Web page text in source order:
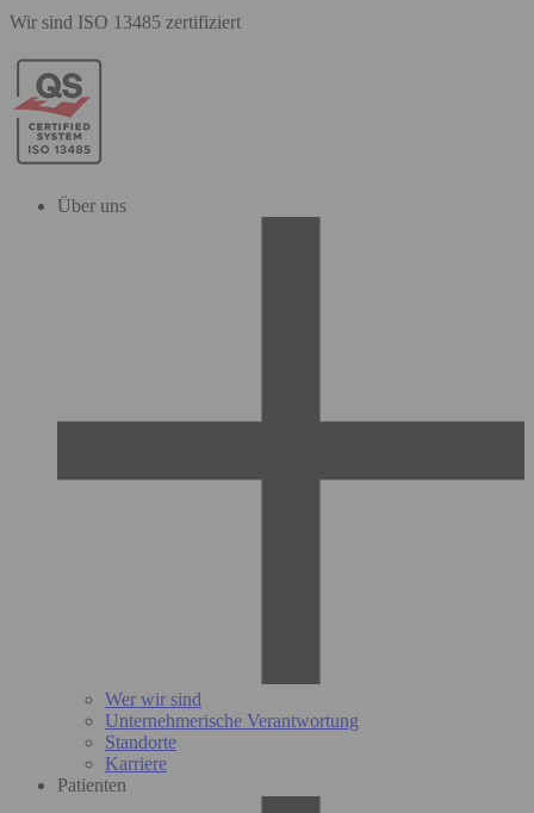
Wir sind ISO 13485 zertifiziert
Über uns
Wer wir sind
Unternehmerische Verantwortung
Standorte
Karriere
Patienten